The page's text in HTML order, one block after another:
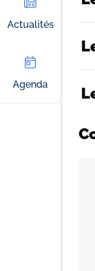
Actualités
Agenda